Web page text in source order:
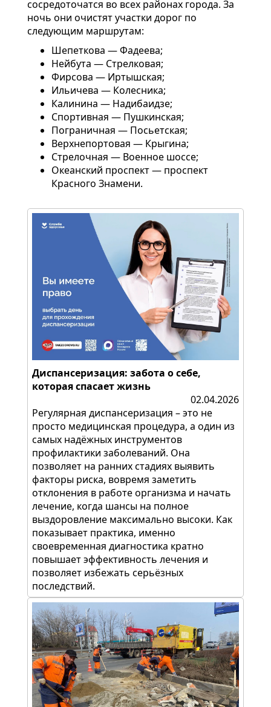
сосредоточатся во всех районах города. За
ночь они очистят участки дорог по
следующим маршрутам:
Шепеткова — Фадеева;
Нейбута — Стрелковая;
Фирсова — Иртышская;
Ильичева — Колесника;
Калинина — Надибаидзе;
Спортивная — Пушкинская;
Пограничная — Посьетская;
Верхнепортовая — Крыгина;
Стрелочная — Военное шоссе;
Океанский проспект — проспект
Красного Знамени.
Диспансеризация: забота о себе,
которая спасает жизнь
02.04.2026
Регулярная диспансеризация – это не
просто медицинская процедура, а один из
самых надёжных инструментов
профилактики заболеваний. Она
позволяет на ранних стадиях выявить
факторы риска, вовремя заметить
отклонения в работе организма и начать
лечение, когда шансы на полное
выздоровление максимально высоки. Как
показывает практика, именно
своевременная диагностика кратно
повышает эффективность лечения и
позволяет избежать серьёзных
последствий.